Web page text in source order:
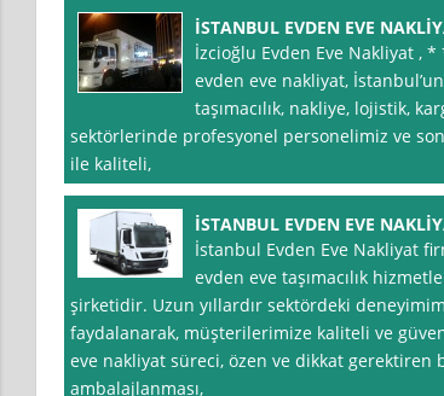
İSTANBUL EVDEN EVE
İzcioğlu Evden Eve Nakliyat
evden eve nakliyat,
taşımacılık, nakliye, lojistik,
sektörlerinde profesyonel personelimiz ve
ile kaliteli,
İSTANBUL EVDEN EVE
İstanbul Evden Eve Nakliyat
evden eve taşımacılık
şirketidir. Uzun yıllardır sektördeki
faydalanarak, müşterilerimize kaliteli ve
eve nakliyat süreci, özen ve dikkat gerektiren
ambalajlanması,